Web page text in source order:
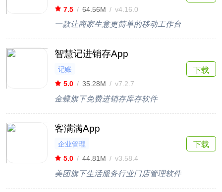
7.5 / 64.56M / v4.16.0
一款让商家生意更简单的移动工作台
智慧记进销存App
记账
5.0 / 35.28M / v7.2.7
金蝶旗下免费进销存库存软件
下载
客满满App
企业管理
5.0 / 44.81M / v3.58.4
美团旗下生活服务行业门店管理软件
下载